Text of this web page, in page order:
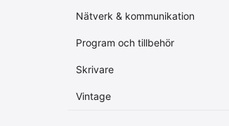
Nätverk & kommunikation
Program och tillbehör
Skrivare
Vintage